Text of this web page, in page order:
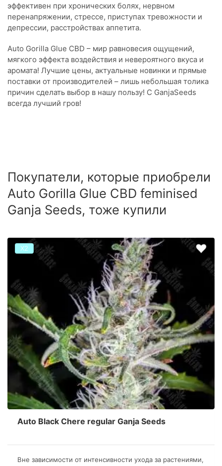
эффективен при хронических болях, нервном
перенапряжении, стрессе, приступах тревожности и
депрессии, расстройствах аппетита.
Auto Gorilla Glue CBD – мир равновесия ощущений,
мягкого эффекта воздействия и невероятного вкуса и
аромата! Лучшие цены, актуальные новинки и прямые
поставки от производителей – лишь небольшая толика
причин сделать выбор в нашу пользу! С GanjaSeeds
всегда лучший гров!
Покупатели, которые приобрели
Auto Gorilla Glue CBD feminised
Ganja Seeds, тоже купили
Х2
Auto Black Chere regular Ganja Seeds
Вне зависимости от интенсивности ухода за растениями,